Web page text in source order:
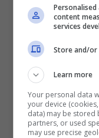
Microsoft
nemmeno
di soddisfare
Cupertino.
Infatti, con oltre
iCloud attivi
content
services
Store and/or
Learn more
Your personal data
your device
data) may be stored
partners, or used
may use precise